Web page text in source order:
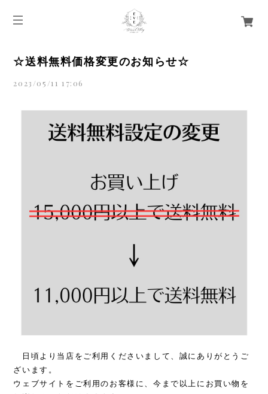
☆送料無料価格変更のお知らせ☆
2023/05/11 17:06
日頃より当店をご利用くださいまして、誠にありがとうご
ざいます。
ウェブサイトをご利用のお客様に、今まで以上にお買い物を